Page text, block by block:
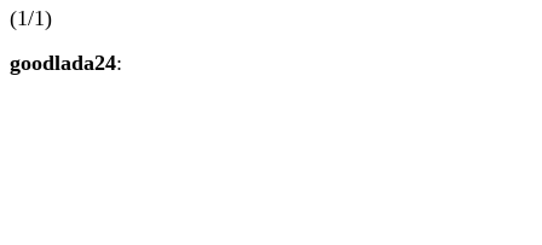
(1/1)
goodlada24: